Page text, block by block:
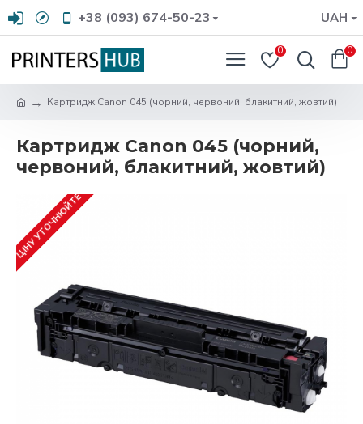
+38 (093) 674-50-23 UAH
0 0
Картридж Canon 045 (чорний, червоний, блакитний, жовтий)
Картридж Canon 045 (чорний,
червоний, блакитний, жовтий)
ЦІНУ УТОЧНЮЙТЕ